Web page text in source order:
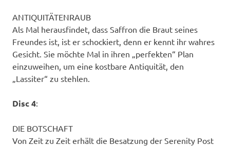
ANTIQUITÄTENRAUB
Als Mal herausfindet, dass Saffron die Braut seines
Freundes ist, ist er schockiert, denn er kennt ihr wahres
Gesicht. Sie möchte Mal in ihren „perfekten“ Plan
einzuweihen, um eine kostbare Antiquität, den
„Lassiter“ zu stehlen.
Disc 4:
DIE BOTSCHAFT
Von Zeit zu Zeit erhält die Besatzung der Serenity Post